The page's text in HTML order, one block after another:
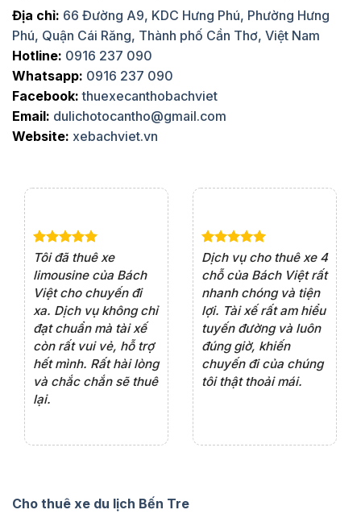
Địa chỉ: 66 Đường A9, KDC Hưng Phú, Phường Hưng
Phú, Quận Cái Răng, Thành phố Cần Thơ, Việt Nam
Hotline: 0916 237 090
Whatsapp: 0916 237 090
Facebook: thuexecanthobachviet
Email: dulichotocantho@gmail.com
Website: xebachviet.vn
Dịch vụ cho thuê xe 7
chỗ của Bách Việt rất
chuyên nghiệp,đặc
biệt tài xế rất nhiệt
tình vui vẻ,sẽ ủng hộ
thường xuyên
Lần đầu thuê xe 16
chỗ tại Bách Việt, tôi
rất hài lòng với chất
lượng xe và sự
chuyên nghiệp của
tài xế. Dịch vụ tận
tâm, chu đáo, sẽ tiếp
tục sử dụng trong
Cho thuê xe du lịch Bến Tre